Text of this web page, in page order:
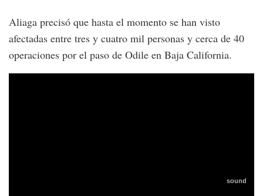
Aliaga precisó que hasta el momento se han visto
afectadas entre tres y cuatro mil personas y cerca de 40
operaciones por el paso de Odile en Baja California.